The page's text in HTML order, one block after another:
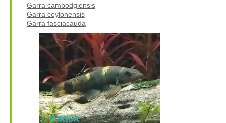
Garra cambodgiensis
Garra ceylonensis
Garra fasciacauda